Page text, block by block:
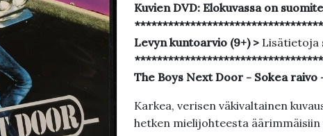
Kuvien DVD: Elokuvassa on
**********************************
Levyn kuntoarvio (9+) > Lisätietoja
**********************************
The Boys Next Door - Sokea raivo
Kar­kea, ve­ri­sen vä­ki­val­tai­nen
het­ken mie­li­joh­tees­ta ää­rimmäi­siin